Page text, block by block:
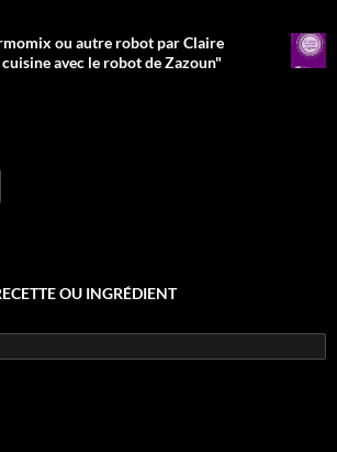
ou autre robot par Claire
avec le robot de Zazoun"
OU INGRÉDIENT